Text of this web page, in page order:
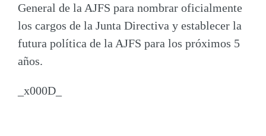
General de la AJFS para nombrar oficialmente
los cargos de la Junta Directiva y establecer la
futura política de la AJFS para los próximos 5
años.
_x000D_